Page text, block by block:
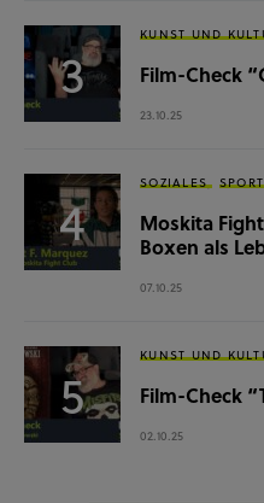
KUNST UND
Film-Check
23.10.25
SOZIALES SPORT
Moskita
Boxen als
07.10.25
KUNST UND
Film-Check
02.10.25